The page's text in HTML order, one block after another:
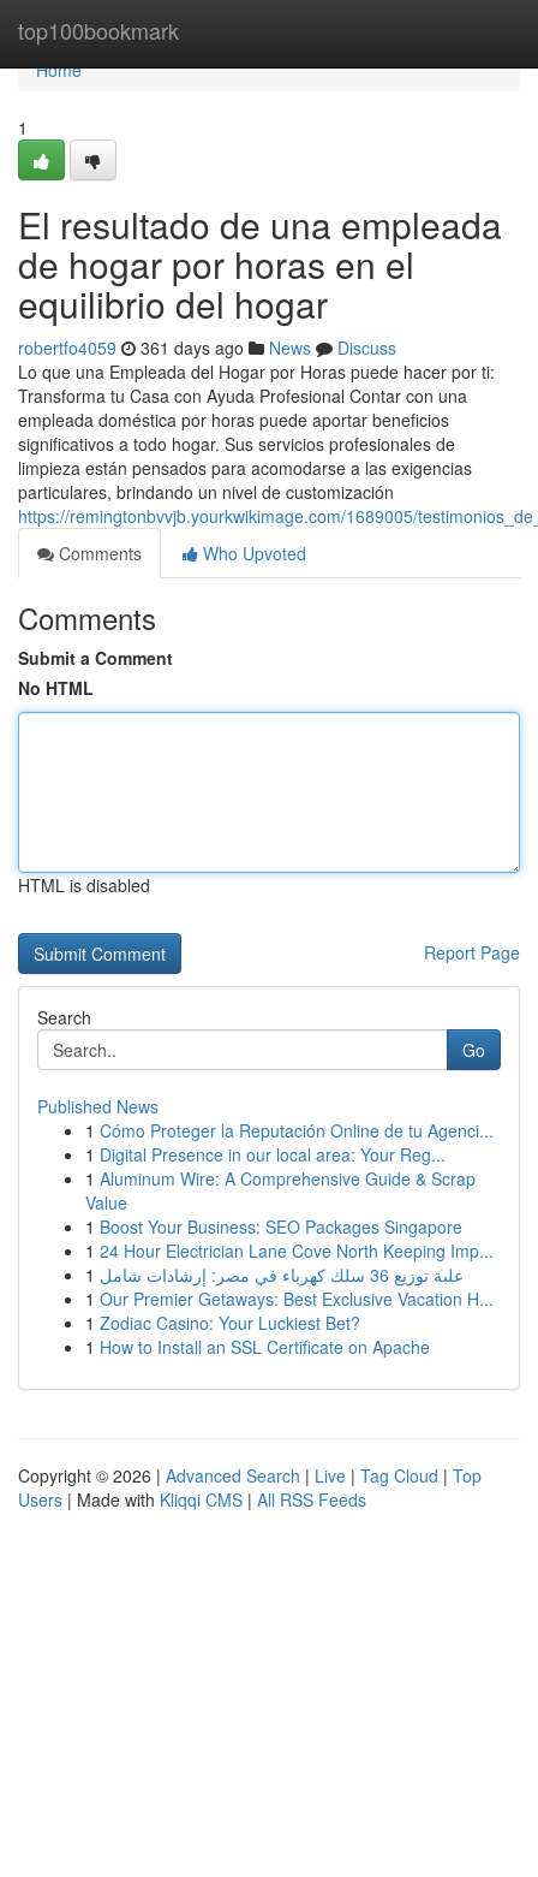
top100bookmark
Home
Home
1
El resultado de una empleada
de hogar por horas en el
equilibrio del hogar
robertfo4059 361 days ago News
Discuss
Lo que una Empleada del Hogar por Horas puede hacer por ti:
Transforma tu Casa con Ayuda Profesional Contar con una
empleada doméstica por horas puede aportar beneficios
significativos a todo hogar. Sus servicios profesionales de
limpieza están pensados para acomodarse a las exigencias
particulares, brindando un nivel de customización
https://remingtonbvvjb.yourkwikimage.com/1689005/
Comments
Who Upvoted
Comments
Submit a Comment
No HTML
HTML is disabled
Report Page
Search
Go
Published News
1 Cómo Proteger la Reputación Online de tu Agenci...
1 Digital Presence in our local area: Your Reg...
1 Aluminum Wire: A Comprehensive Guide & Scrap
Value
1 Boost Your Business: SEO Packages Singapore
1 24 Hour Electrician Lane Cove North Keeping Imp...
1
علبة توزيع 36 سلك كهرباء في مصر: إرشادات شامل
1 Our Premier Getaways: Best Exclusive Vacation H...
1 Zodiac Casino: Your Luckiest Bet?
1 How to Install an SSL Certificate on Apache
Copyright © 2026 | Advanced Search | Live | Tag Cloud | Top
Users | Made with Kliqqi CMS | All RSS Feeds